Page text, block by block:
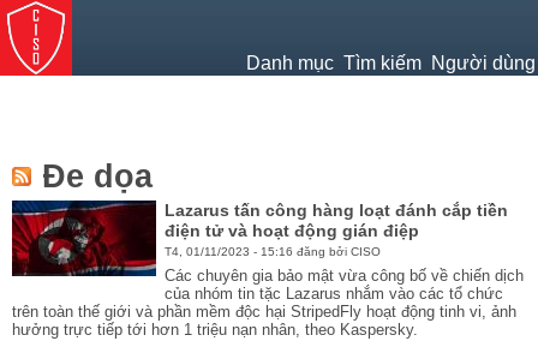
Danh mục Tìm kiếm Người dùng
Đe dọa
Lazarus tấn công hàng loạt đánh cắp tiền
điện tử và hoạt động gián điệp
T4, 01/11/2023 - 15:16 đăng bởi CISO
Các chuyên gia bảo mật vừa công bố về chiến dịch
của nhóm tin tặc Lazarus nhắm vào các tổ chức
trên toàn thế giới và phần mềm độc hại StripedFly hoạt động tinh vi, ảnh
hưởng trực tiếp tới hơn 1 triệu nạn nhân, theo Kaspersky.